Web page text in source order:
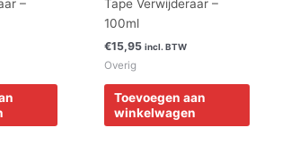
–
Tape Verwijderaar –
100ml
€15,95 incl. BTW
Overig
Toevoegen aan
winkelwagen